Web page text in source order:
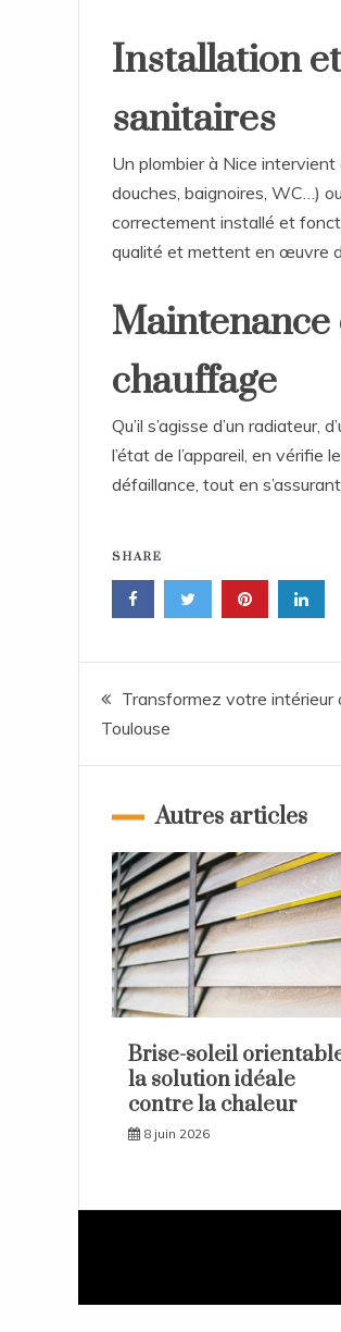
Installation
sanitaires
Un plombier à Nice
douches, baignoires, WC…)
correctement installé et
qualité et mettent en œuvre
Maintenance
chauffage
Qu’il s’agisse d’un
l’état de l’appareil, en
défaillance, tout en
SHARE
Navigation
de
l’article
Transformez votre intérieur
Toulouse
Autres articles
Brise-soleil
la solution idéale
contre la chaleur
8 juin 2026